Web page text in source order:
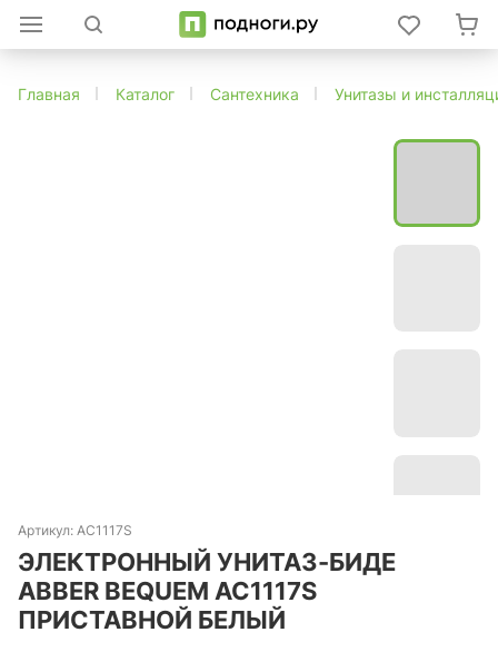
Главная Каталог Сантехника Унитазы и
Артикул: AC1117S
ЭЛЕКТРОННЫЙ УНИТАЗ-БИДЕ
ABBER BEQUEM AC1117S
ПРИСТАВНОЙ БЕЛЫЙ